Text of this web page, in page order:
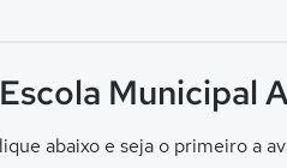
Municipal
abaixo e seja o primeiro a